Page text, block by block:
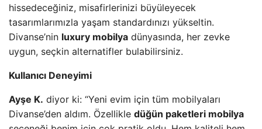
hissedeceğiniz, misafirlerinizi büyüleyecek
tasarımlarımızla yaşam standardınızı yükseltin.
Divanse’nin luxury mobilya dünyasında, her zevke
uygun, seçkin alternatifler bulabilirsiniz.
Kullanıcı Deneyimi
Ayşe K. diyor ki: “Yeni evim için tüm mobilyaları
Divanse’den aldım. Özellikle düğün paketleri mobilya